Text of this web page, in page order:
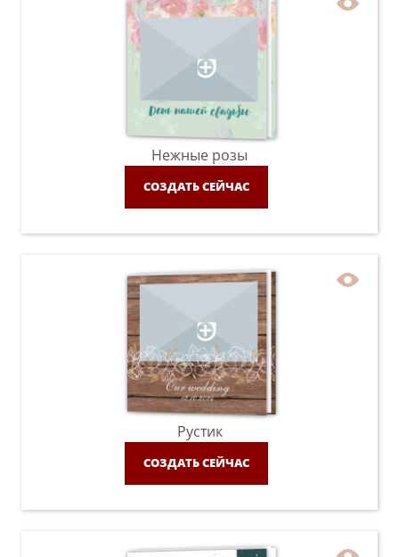
Нежные розы
СОЗДАТЬ СЕЙЧАС
Рустик
СОЗДАТЬ СЕЙЧАС